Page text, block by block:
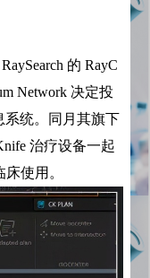
的 RayC
Network 决定投
系统。同月其旗下
治疗设备一起
使用。